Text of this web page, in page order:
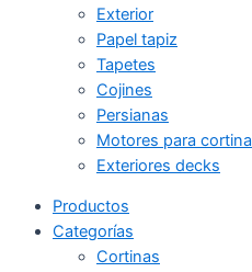
Exterior
Papel tapiz
Tapetes
Cojines
Persianas
Motores para cortina
Exteriores decks
Productos
Categorías
Cortinas